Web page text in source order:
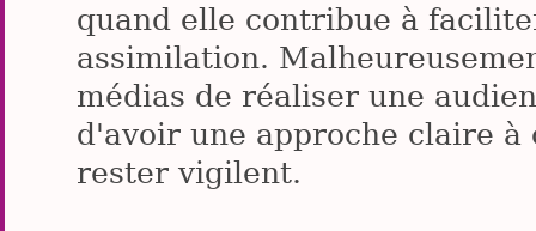
quand elle contribue à
assimilation.
médias de réaliser une
d'avoir une approche claire
rester vigilent.